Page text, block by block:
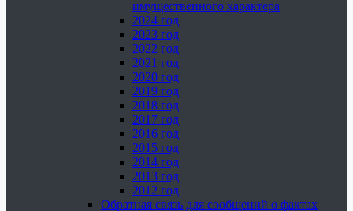
имущественного характера
2024 год
2023 год
2022 год
2021 год
2020 год
2019 год
2018 год
2017 год
2016 год
2015 год
2014 год
2013 год
2012 год
Обратная связь для сообщений о фактах